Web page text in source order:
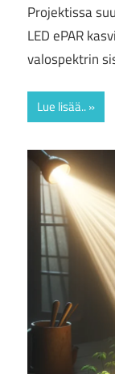
Projektissa
LED ePAR
valospektrin
Lue lisää..